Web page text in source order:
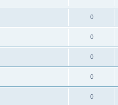
0
0
0
0
0